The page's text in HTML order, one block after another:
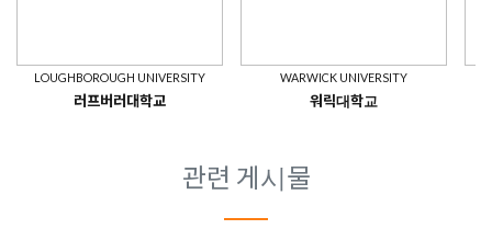
LOUGHBOROUGH UNIVERSITY
러프버러대학교
WARWICK UNIVERSITY
워릭대학교
관련 게시물